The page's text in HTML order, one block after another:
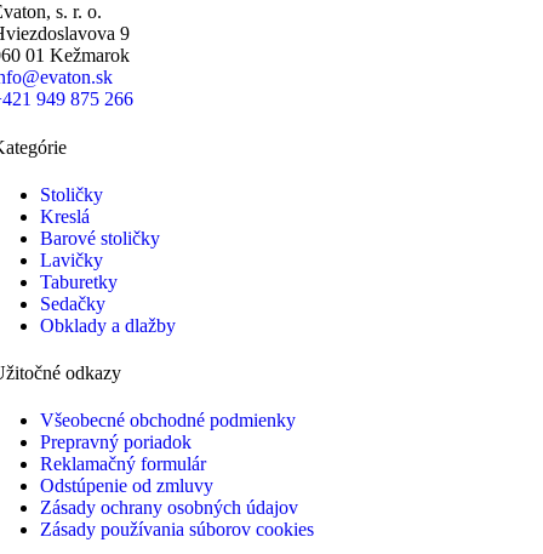
s. r. o.
9
01 Kežmarok
949 875 266
Stoličky
Kreslá
Barové stoličky
Lavičky
Taburetky
Sedačky
Obklady a dlažby
odkazy
Všeobecné obchodné podmienky
Prepravný poriadok
Reklamačný formulár
Odstúpenie od zmluvy
Zásady ochrany osobných údajov
Zásady používania súborov cookies